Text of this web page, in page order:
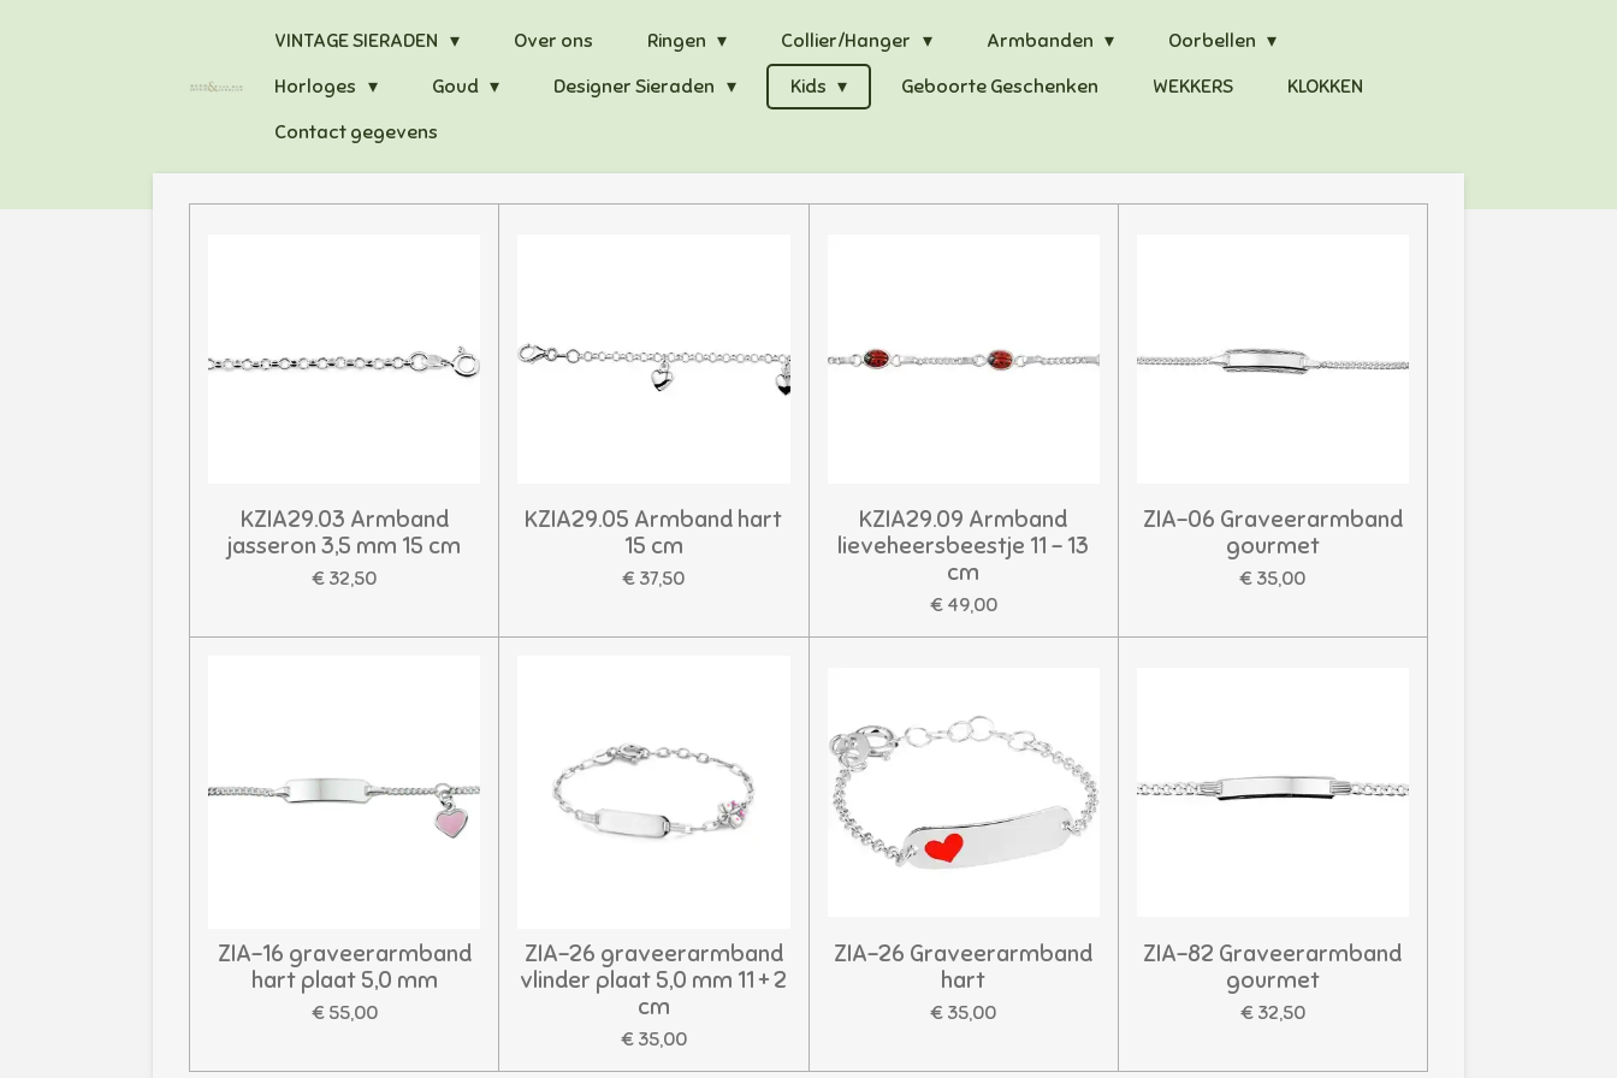
VINTAGE SIERADEN Over ons Ringen Collier/Hanger Armbanden
Oorbellen
Horloges
Goud Designer Sieraden Kids Geboorte Geschenken WEKKERS
KLOKKEN
Contact gegevens
KZIA29.03 Armband
jasseron 3,5 mm 15 cm
€ 32,50
KZIA29.05 Armband hart
15 cm
€ 37,50
KZIA29.09 Armband
lieveheersbeestje 11 - 13
cm
€ 49,00
ZIA-06 Graveerarmband
gourmet
€ 35,00
ZIA-16 graveerarmband
hart plaat 5,0 mm
€ 55,00
ZIA-26 graveerarmband
vlinder plaat 5,0 mm 11 + 2
cm
€ 35,00
ZIA-26 Graveerarmband
hart
€ 35,00
ZIA-82 Graveerarmband
gourmet
€ 32,50